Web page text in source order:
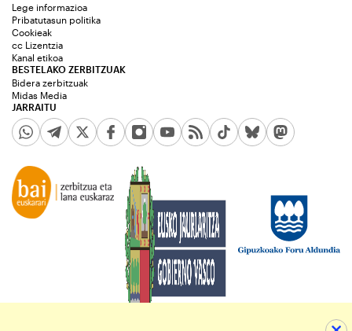
JARRAITU
Lege informazioa
Pribatutasun politika
Cookieak
cc Lizentzia
Kanal etikoa
BESTELAKO ZERBITZUAK
Bidera zerbitzuak
Midas Media